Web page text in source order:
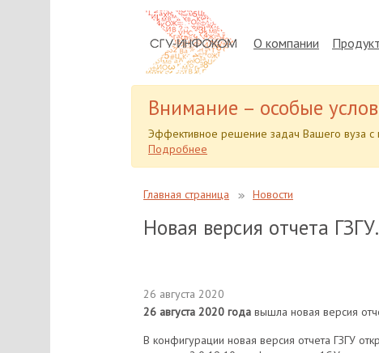
О компании
Внимание – особые
Эффективное решение задач Вашего вуза с
Подробнее
Главная страница Новости
Новая версия отчета
26 августа 2020
26 августа 2020 года вышла новая версия
В конфигурации новая версия отчета ГЗГУ